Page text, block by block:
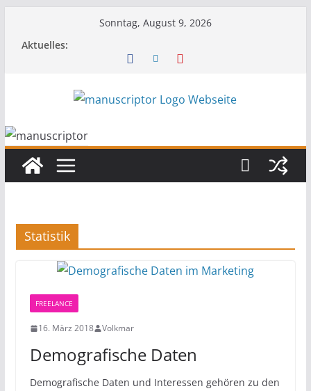
Sonntag, August 9, 2026
Aktuelles:
Statistik
FREELANCE
16. März 2018 Volkmar
Demografische Daten
Demografische Daten und Interessen gehören zu den